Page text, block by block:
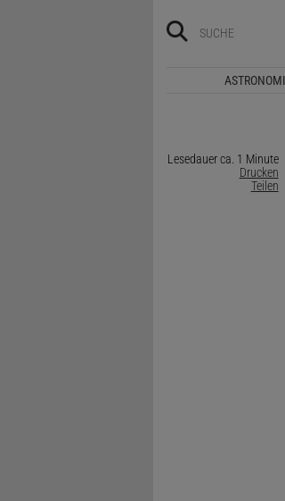
Lesedauer ca. 1 Minute
Drucken
Teilen